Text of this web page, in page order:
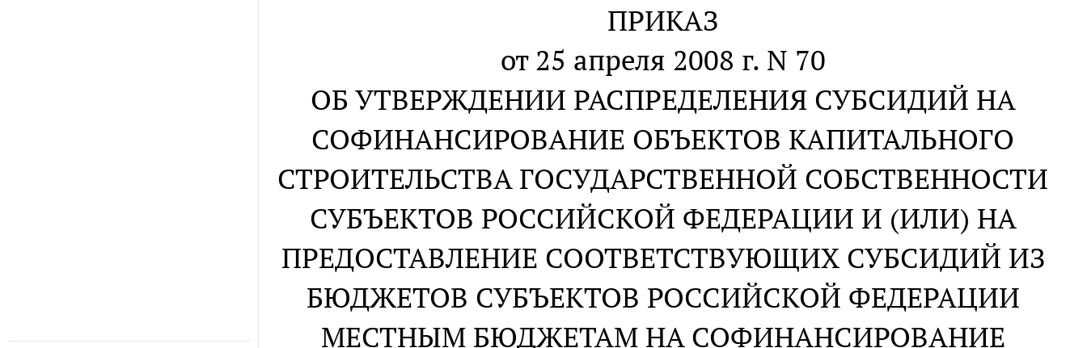
ПРИКАЗ
от 25 апреля 2008 г. N 70
ОБ УТВЕРЖДЕНИИ РАСПРЕДЕЛЕНИЯ СУБСИДИЙ НА
СОФИНАНСИРОВАНИЕ ОБЪЕКТОВ КАПИТАЛЬНОГО
СТРОИТЕЛЬСТВА ГОСУДАРСТВЕННОЙ СОБСТВЕННОСТИ
СУБЪЕКТОВ РОССИЙСКОЙ ФЕДЕРАЦИИ И (ИЛИ) НА
ПРЕДОСТАВЛЕНИЕ СООТВЕТСТВУЮЩИХ СУБСИДИЙ ИЗ
БЮДЖЕТОВ СУБЪЕКТОВ РОССИЙСКОЙ ФЕДЕРАЦИИ
МЕСТНЫМ БЮДЖЕТАМ НА СОФИНАНСИРОВАНИЕ